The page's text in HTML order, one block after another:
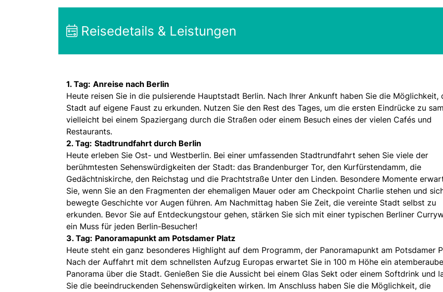
Reisedetails & Leistungen
1. Tag: Anreise nach Berlin
Heute reisen Sie in die pulsierende Hauptstadt Berlin. Nach Ihrer Ankunft haben Sie die Möglichkeit,
Stadt auf eigene Faust zu erkunden. Nutzen Sie den Rest des Tages, um die ersten Eindrücke zu
vielleicht bei einem Spaziergang durch die Straßen oder einem Besuch eines der vielen Cafés und
Restaurants.
2. Tag: Stadtrundfahrt durch Berlin
Heute erleben Sie Ost- und Westberlin. Bei einer umfassenden Stadtrundfahrt sehen Sie viele der
berühmtesten Sehenswürdigkeiten der Stadt: das Brandenburger Tor, den Kurfürstendamm, die
Gedächtniskirche, den Reichstag und die Prachtstraße Unter den Linden. Besondere Momente
Sie, wenn Sie an den Fragmenten der ehemaligen Mauer oder am Checkpoint Charlie stehen und
bewegte Geschichte vor Augen führen. Am Nachmittag haben Sie Zeit, die vereinte Stadt selbst zu
erkunden. Bevor Sie auf Entdeckungstour gehen, stärken Sie sich mit einer typischen Berliner
ein Muss für jeden Berlin-Besucher!
3. Tag: Panoramapunkt am Potsdamer Platz
Heute steht ein ganz besonderes Highlight auf dem Programm, der Panoramapunkt am Potsdamer
Nach der Auffahrt mit dem schnellsten Aufzug Europas erwartet Sie in 100 m Höhe ein
Panorama über die Stadt. Genießen Sie die Aussicht bei einem Glas Sekt oder einem Softdrink und
Sie die beeindruckenden Sehenswürdigkeiten wirken. Im Anschluss haben Sie die Möglichkeit, die